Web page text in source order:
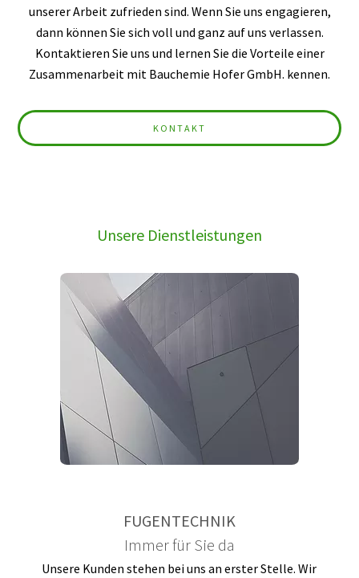
unserer Arbeit zufrieden sind. Wenn Sie uns engagieren,
dann können Sie sich voll und ganz auf uns verlassen.
Kontaktieren Sie uns und lernen Sie die Vorteile einer
Zusammenarbeit mit Bauchemie Hofer GmbH. kennen.
KONTAKT
Unsere Dienstleistungen
FUGENTECHNIK
Immer für Sie da
Unsere Kunden stehen bei uns an erster Stelle. Wir